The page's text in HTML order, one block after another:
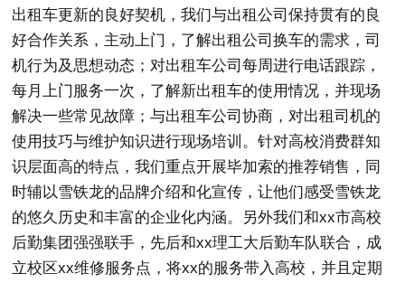
出租车更新的良好契机，我们与出租公司保持贯有的良
好合作关系，主动上门，了解出租公司换车的需求，司
机行为及思想动态；对出租车公司每周进行电话跟踪，
每月上门服务一次，了解新出租车的使用情况，并现场
解决一些常见故障；与出租车公司协商，对出租司机的
使用技巧与维护知识进行现场培训。针对高校消费群知
识层面高的特点，我们重点开展毕加索的推荐销售，同
时辅以雪铁龙的品牌介绍和化宣传，让他们感受雪铁龙
的悠久历史和丰富的企业化内涵。另外我们和xx市高校
后勤集团强强联手，先后和xx理工大后勤车队联合，成
立校区xx维修服务点，将xx的服务带入高校，并且定期